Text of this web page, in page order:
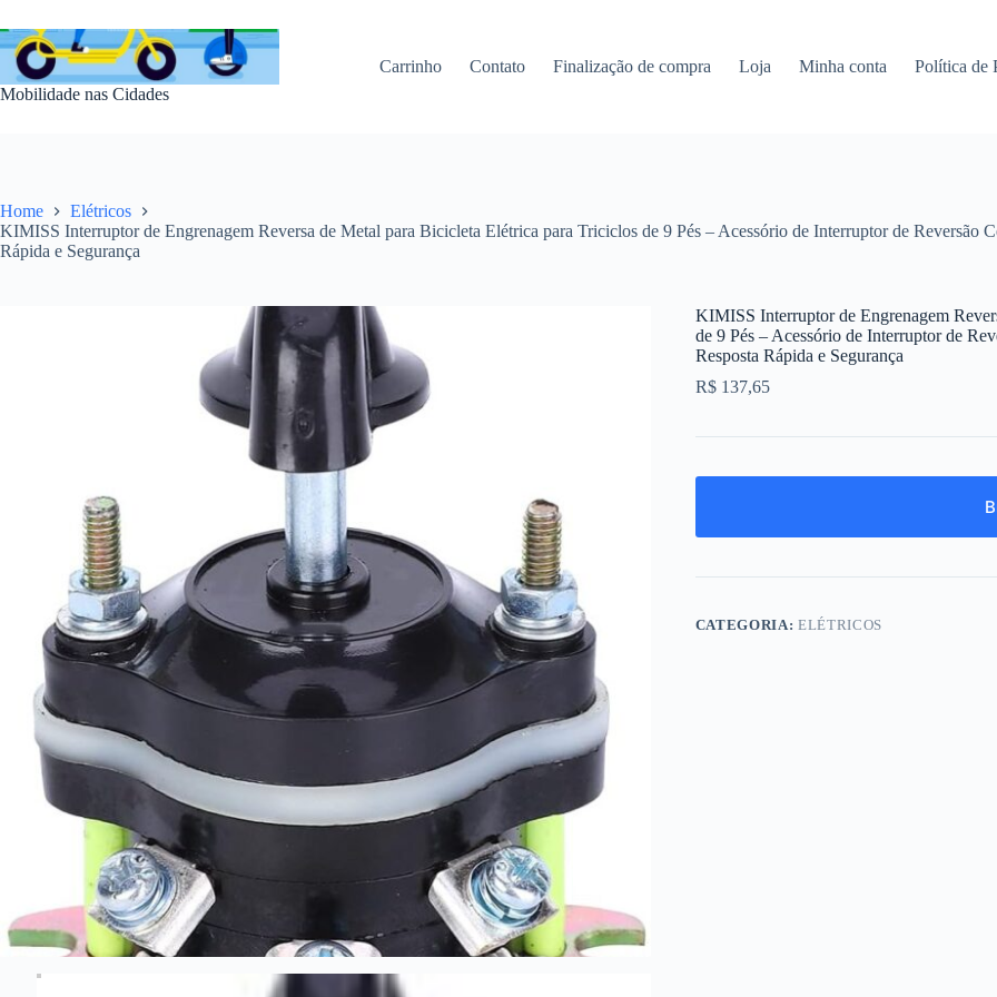
para
o
conteúdo
Mobilidade nas Cidades
Carrinho Contato Finalização de compra Loja Minha conta Política de
Home
Elétricos
KIMISS Interruptor de Engrenagem Reversa de Metal para Bicicleta Elétrica para Triciclos de 9 Pés – Acessório de Interruptor de Reversão
Rápida e Segurança
KIMISS Interruptor de Engrenagem
de 9 Pés – Acessório de Interruptor de
Resposta Rápida e Segurança
R$137,65
CATEGORIA: ELÉTRICOS